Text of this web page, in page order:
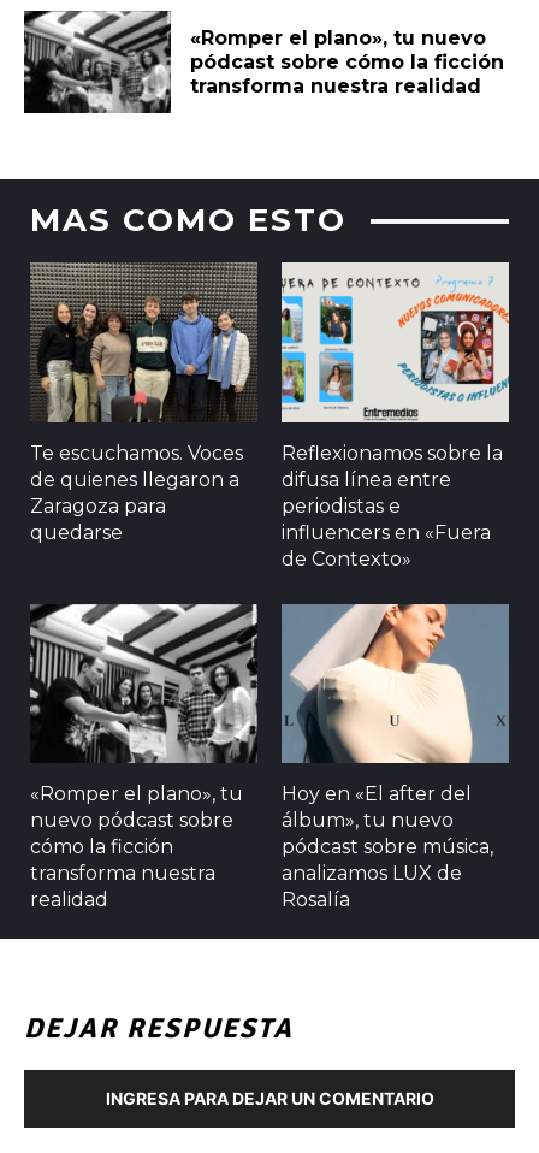
«Romper el plano», tu nuevo
pódcast sobre cómo la ficción
transforma nuestra realidad
MAS COMO ESTO
Te escuchamos. Voces
de quienes llegaron a
Zaragoza para
quedarse
Reflexionamos sobre la
difusa línea entre
periodistas e
influencers en «Fuera
de Contexto»
«Romper el plano», tu
nuevo pódcast sobre
cómo la ficción
transforma nuestra
realidad
Hoy en «El after del
álbum», tu nuevo
pódcast sobre música,
analizamos LUX de
Rosalía
DEJAR RESPUESTA
INGRESA PARA DEJAR UN COMENTARIO